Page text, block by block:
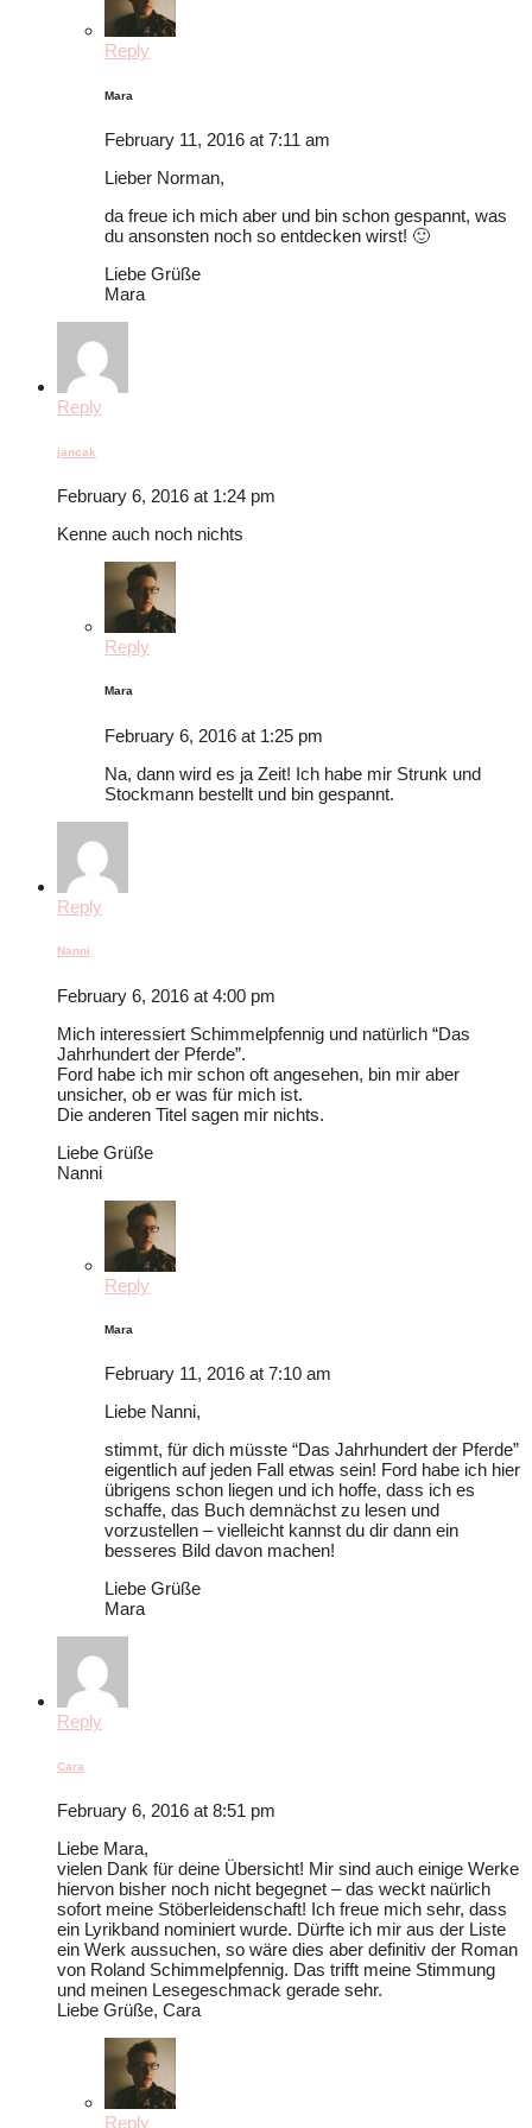
Reply
Mara
February 11, 2016 at 7:11 am
Lieber Norman,
da freue ich mich aber und bin schon gespannt, was
du ansonsten noch so entdecken wirst! 🙂
Liebe Grüße
Mara
Reply
jancak
February 6, 2016 at 1:24 pm
Kenne auch noch nichts
Reply
Mara
February 6, 2016 at 1:25 pm
Na, dann wird es ja Zeit! Ich habe mir Strunk und
Stockmann bestellt und bin gespannt.
Reply
Nanni
February 6, 2016 at 4:00 pm
Mich interessiert Schimmelpfennig und natürlich “Das
Jahrhundert der Pferde”.
Ford habe ich mir schon oft angesehen, bin mir aber
unsicher, ob er was für mich ist.
Die anderen Titel sagen mir nichts.
Liebe Grüße
Nanni
Reply
Mara
February 11, 2016 at 7:10 am
Liebe Nanni,
stimmt, für dich müsste “Das Jahrhundert der Pferde”
eigentlich auf jeden Fall etwas sein! Ford habe ich hier
übrigens schon liegen und ich hoffe, dass ich es
schaffe, das Buch demnächst zu lesen und
vorzustellen – vielleicht kannst du dir dann ein
besseres Bild davon machen!
Liebe Grüße
Mara
Reply
Cara
February 6, 2016 at 8:51 pm
Liebe Mara,
vielen Dank für deine Übersicht! Mir sind auch einige Werke
hiervon bisher noch nicht begegnet – das weckt naürlich
sofort meine Stöberleidenschaft! Ich freue mich sehr, dass
ein Lyrikband nominiert wurde. Dürfte ich mir aus der Liste
ein Werk aussuchen, so wäre dies aber definitiv der Roman
von Roland Schimmelpfennig. Das trifft meine Stimmung
und meinen Lesegeschmack gerade sehr.
Liebe Grüße, Cara
Reply